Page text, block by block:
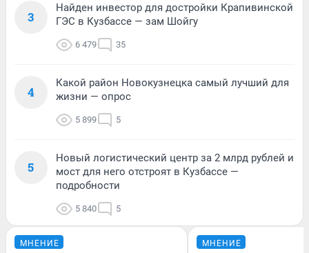
3
Найден инвестор для достройки Крапивинской
ГЭС в Кузбассе — зам Шойгу
6 479 35
4
Какой район Новокузнецка самый лучший для
жизни — опрос
5 899 5
5
Новый логистический центр за 2 млрд рублей и
мост для него отстроят в Кузбассе —
подробности
5 840 5
МНЕНИЕ МНЕНИЕ